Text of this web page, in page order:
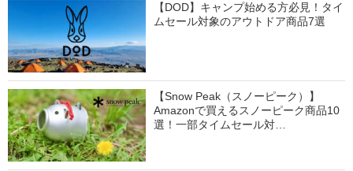
【DOD】キャンプ始める方必見！タイ
ムセール対象のアウトドア商品7選
【Snow Peak（スノーピーク）】
Amazonで買えるスノーピーク商品10
選！一部タイムセール対…